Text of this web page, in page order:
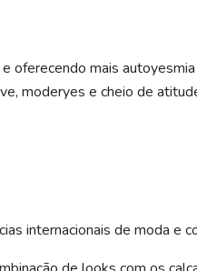
mais
moderyes e cheio de
internacionais de moda e